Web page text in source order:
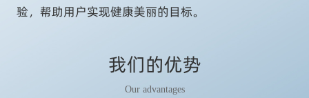
验，帮助用户实现健康美丽的目标。
我们的优势
Our advantages